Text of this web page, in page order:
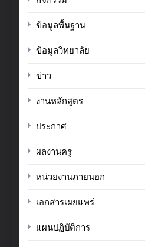
ข้อมูลพื้นฐาน
ข้อมูลวิทยาลัย
ข่าว
งานหลักสูตร
ประกาศ
ผลงานครู
หน่วยงานภายนอก
เอกสารเผยแพร่
แผนปฏิบัติการ